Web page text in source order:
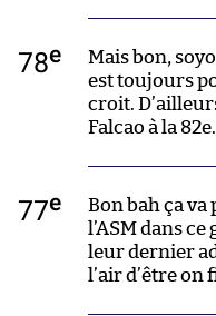
78e
Mais bon,
est toujours
croit.
Falcao à la 82e.
77e
Bon bah ça va
l’ASM dans
leur dernier
l’air d’être on